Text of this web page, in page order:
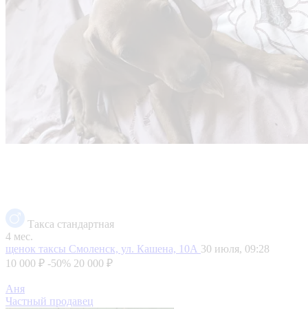
Такса стандартная
4 мес.
щенок таксы Смоленск, ул. Кашена, 10А 30 июля, 09:28
10 000 ₽ -50% 20 000 ₽
Аня
Частный продавец